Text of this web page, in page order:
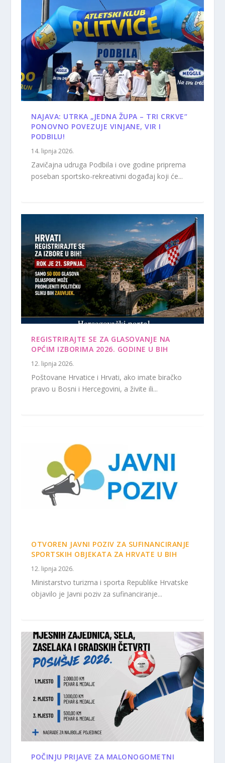
NAJAVA: UTRKA „JEDNA ŽUPA – TRI CRKVE“
PONOVNO POVEZUJE VINJANE, VIR I
PODBILU!
14. lipnja 2026.
Zavičajna udruga Podbila i ove godine priprema
poseban sportsko-rekreativni događaj koji će...
REGISTRIRAJTE SE ZA GLASOVANJE NA
OPĆIM IZBORIMA 2026. GODINE U BIH
12. lipnja 2026.
Poštovane Hrvatice i Hrvati, ako imate biračko
pravo u Bosni i Hercegovini, a živite ili...
OTVOREN JAVNI POZIV ZA SUFINANCIRANJE
SPORTSKIH OBJEKATA ZA HRVATE U BIH
12. lipnja 2026.
Ministarstvo turizma i sporta Republike Hrvatske
objavilo je Javni poziv za sufinanciranje...
POČINJU PRIJAVE ZA MALONOGOMETNI